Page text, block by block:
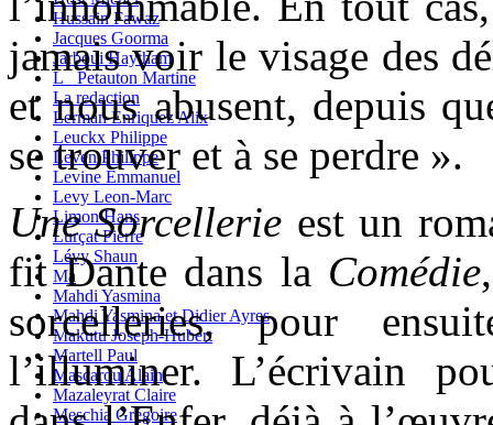
Hussain Fawaz
Jacques Goorma
Jarboui Haytham
L_ Petauton Martine
La redaction
Lerman Enriquez Alix
Leuckx Philippe
Leven Philippe
Levine Emmanuel
Levy Leon-Marc
Limon Hans
Lurçat Pierre
Lévy Shaun
Ma
Mahdi Yasmina
Mahdi Yasmina et Didier Ayres
Makutu Joseph-Hubert
Martell Paul
Mascarou Alain
Mazaleyrat Claire
Meschia Grégoire
jamais voir le visage des
et nous abusent, depuis
se trouver et à se perdre ».
Une Sorcellerie est un
fit Dante dans la Comédie
sorcelleries, pour
l’illuminer. L’écrivain